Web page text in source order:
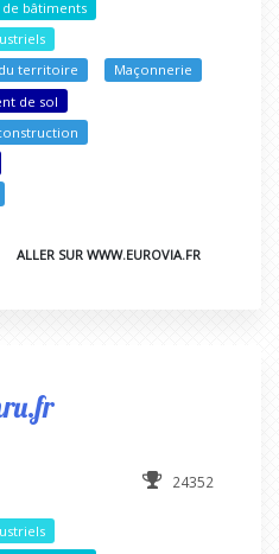
bâtiments
territoire
Maçonnerie
de sol
ALLER SUR WWW.EUROVIA.FR
24352